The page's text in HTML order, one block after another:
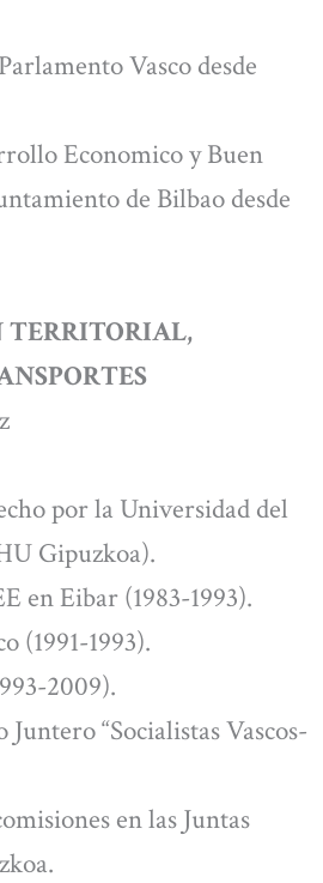
Vasco desde
Economico y Buen
de Bilbao desde
por la Universidad del
Gipuzkoa).
en Eibar (1983-1993).
(1991-1993).
2009).
“Socialistas Vascos-
en las Juntas